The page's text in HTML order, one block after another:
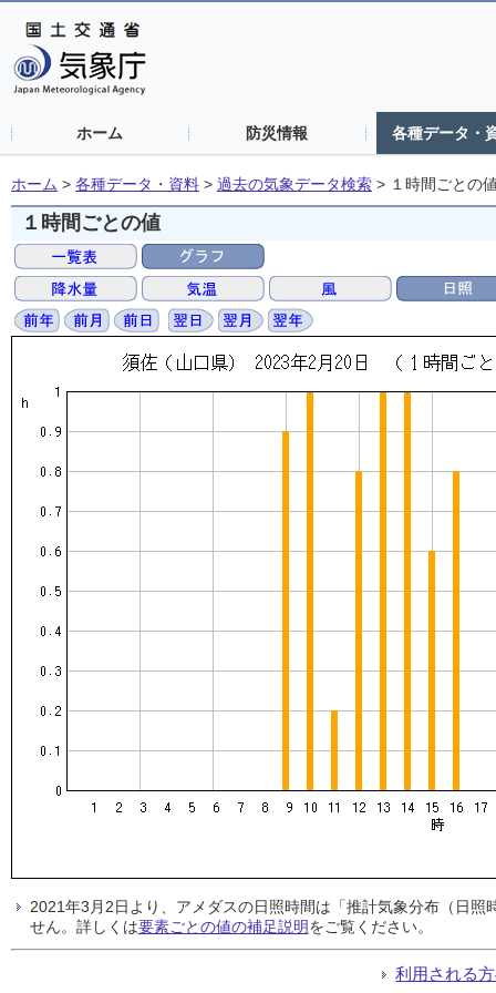
ホーム 防災情報 各種データ・
ホーム > 各種データ・資料 > 過去の気象データ検索 > １時間ごとの
１時間ごとの値
2021年3月2日より、アメダスの日照時間は「推計気象分布（日
せん。詳しくは要素ごとの値の補足説明をご覧ください。
利用される